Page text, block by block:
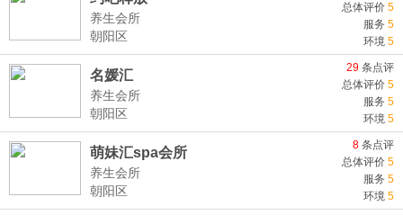
养生会所
朝阳区
总体评价 5
服务 5
环境 5
名媛汇
养生会所
朝阳区
29 条点评
总体评价 5
服务 5
环境 5
萌妹汇spa会所
养生会所
朝阳区
8 条点评
总体评价 5
服务 5
环境 5